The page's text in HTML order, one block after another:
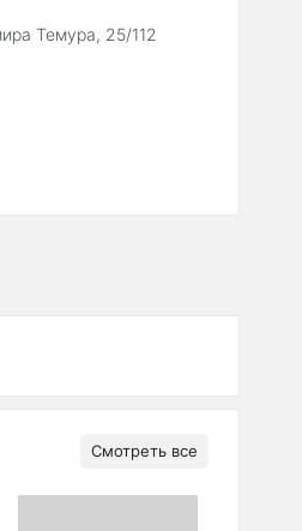
Темура, 25/112
Смотреть все